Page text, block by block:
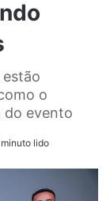
o
evento
minuto lido